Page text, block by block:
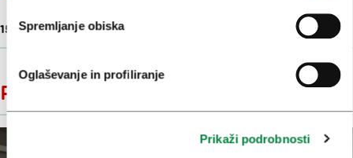
Spremljanje obiska
Oglaševanje in profiliranje
Prikaži podrobnosti
15. apr. 2026
Regija Osrednja Slovenija